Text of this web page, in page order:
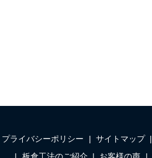
プライバシーポリシー サイトマップ